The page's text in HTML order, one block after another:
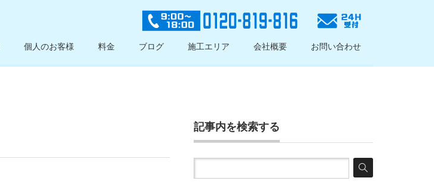
個人のお客様 料金 ブログ 施工エリア 会社概要 お問い合わせ
記事内を検索する